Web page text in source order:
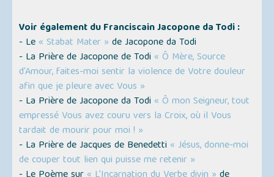
Voir également du Franciscain Jacopone da Todi :
- Le « Stabat Mater » de Jacopone da Todi
- La Prière de Jacopone de Todi « Ô Mère, Source
d'Amour, faites-moi sentir la violence de Votre douleur
afin que je pleure avec Vous »
- La Prière de Jacopone da Todi « Ô mon Seigneur, tout
empressé Vous avez couru vers la Croix, où il Vous
tardait de mourir pour moi ! »
- La Prière de Jacques de Benedetti « Jésus, donne-moi
de couper tout lien qui puisse me retenir »